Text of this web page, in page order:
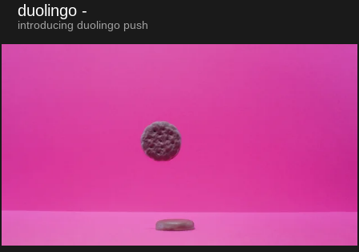
duolingo -
introducing duolingo push